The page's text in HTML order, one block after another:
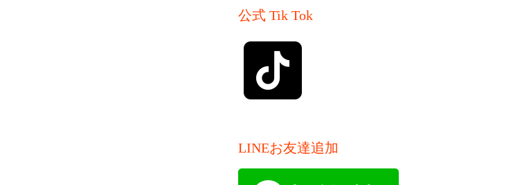
公式 Tik Tok
LINEお友達追加